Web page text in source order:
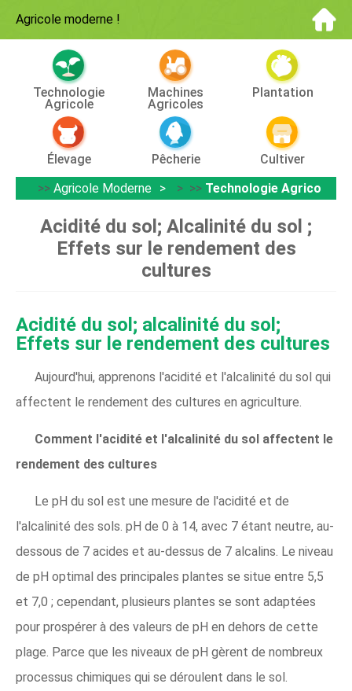
Agricole moderne !
Technologie
Agricole
Machines
Agricoles
Plantation
Élevage Pêcherie
Cultiver
>> Agricole Moderne > >> Technologie Agricole
Acidité du sol; Alcalinité du sol ;
Effets sur le rendement des
cultures
Acidité du sol; alcalinité du sol;
Effets sur le rendement des cultures
Aujourd'hui, apprenons l'acidité et l'alcalinité du sol qui
affectent le rendement des cultures en agriculture.
Comment l'acidité et l'alcalinité du sol affectent le
rendement des cultures
Le pH du sol est une mesure de l'acidité et de
l'alcalinité des sols. pH de 0 à 14, avec 7 étant neutre, au-
dessous de 7 acides et au-dessus de 7 alcalins. Le niveau
de pH optimal des principales plantes se situe entre 5,5
et 7,0 ; cependant, plusieurs plantes se sont adaptées
pour prospérer à des valeurs de pH en dehors de cette
plage. Parce que les niveaux de pH gèrent de nombreux
processus chimiques qui se déroulent dans le sol.